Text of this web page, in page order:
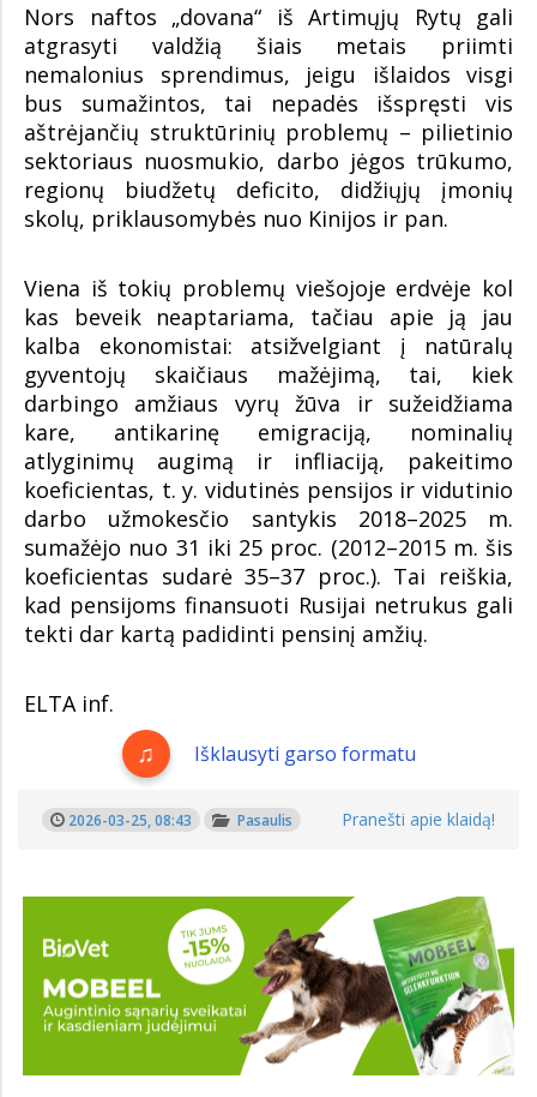
Nors naftos „dovana“ iš Artimųjų Rytų gali
atgrasyti valdžią šiais metais priimti
nemalonius sprendimus, jeigu išlaidos visgi
bus sumažintos, tai nepadės išspręsti vis
aštrėjančių struktūrinių problemų – pilietinio
sektoriaus nuosmukio, darbo jėgos trūkumo,
regionų biudžetų deficito, didžiųjų įmonių
skolų, priklausomybės nuo Kinijos ir pan.
Viena iš tokių problemų viešojoje erdvėje kol
kas beveik neaptariama, tačiau apie ją jau
kalba ekonomistai: atsižvelgiant į natūralų
gyventojų skaičiaus mažėjimą, tai, kiek
darbingo amžiaus vyrų žūva ir sužeidžiama
kare, antikarinę emigraciją, nominalių
atlyginimų augimą ir infliaciją, pakeitimo
koeficientas, t. y. vidutinės pensijos ir vidutinio
darbo užmokesčio santykis 2018–2025 m.
sumažėjo nuo 31 iki 25 proc. (2012–2015 m. šis
koeficientas sudarė 35–37 proc.). Tai reiškia,
kad pensijoms finansuoti Rusijai netrukus gali
tekti dar kartą padidinti pensinį amžių.
ELTA inf.
Išklausyti garso formatu
2026-03-25, 08:43 Pasaulis Pranešti apie klaidą!